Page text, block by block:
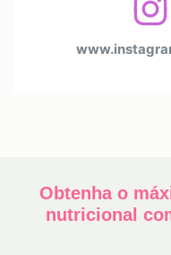
Obtenha o
nutricional